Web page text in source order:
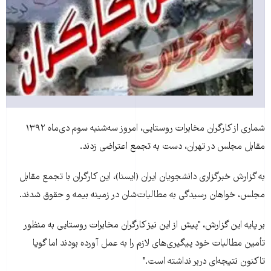
شماری از کارگران مخابرات روستايی، امروز سه‌شنبه سوم دی‌ماه ۱۳۹۲
مقابل مجلس در تهران، دست به تجمع اعتراضی زدند.
به گزارش خبرگزاری دانشجويان ايران (ايسنا)، اين کارگران با تجمع مقابل
مجلس، خواهان رسيدگی به مطالبات‌شان در زمینه بيمه و حقوق شدند.
بر پايه اين گزارش، "پيش از اين نيز کارگران مخابرات روستايی به منظور
تأمين مطالبات خود پيگيری‌های لازم را به عمل آورده بودند اما گويا
تاکنون نتيجه‌ای دربر نداشته است."